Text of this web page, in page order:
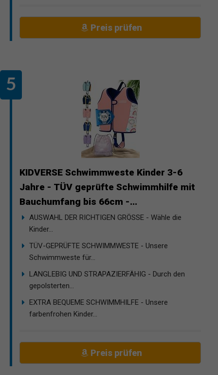
Preis prüfen
KIDVERSE Schwimmweste Kinder 3-6
Jahre - TÜV geprüfte Schwimmhilfe mit
Bauchumfang bis 66cm -...
AUSWAHL DER RICHTIGEN GRÖSSE - Wähle die
Kinder...
TÜV-GEPRÜFTE SCHWIMMWESTE - Unsere
Schwimmweste für...
LANGLEBIG UND STRAPAZIERFÄHIG - Durch den
gepolsterten...
EXTRA BEQUEME SCHWIMMHILFE - Unsere
farbenfrohen Kinder...
Preis prüfen